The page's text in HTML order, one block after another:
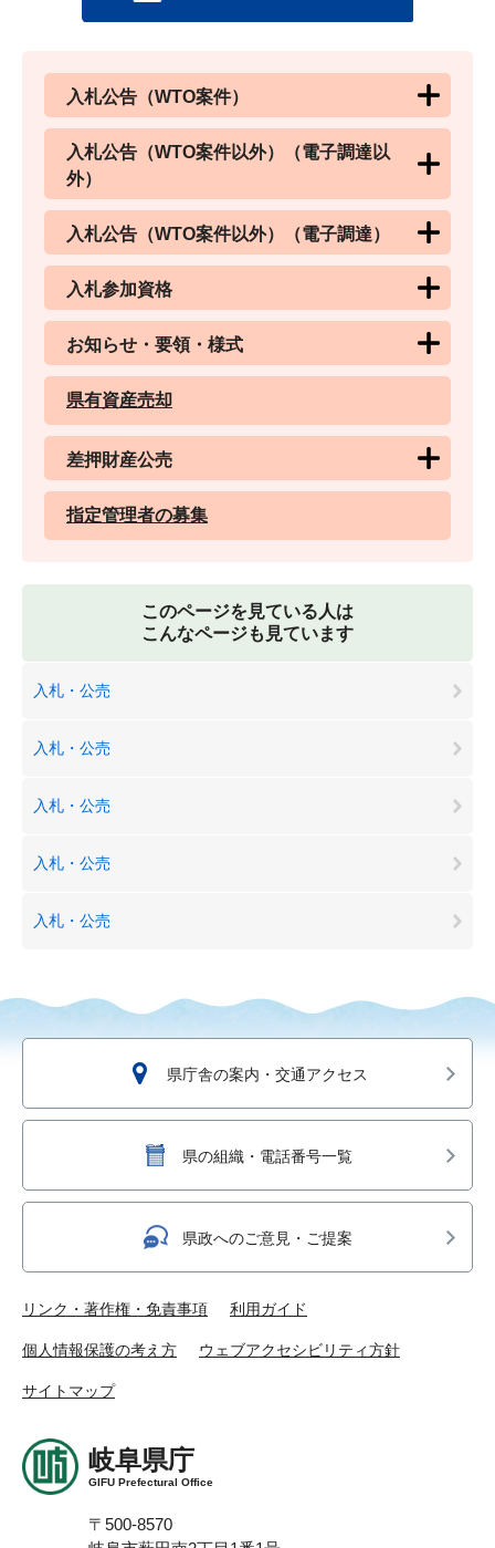
入札公告（WTO案件）
入札公告（WTO案件以外）（電子調達以
外）
入札公告（WTO案件以外）（電子調達）
入札参加資格
お知らせ・要領・様式
県有資産売却
差押財産公売
指定管理者の募集
このページを見ている人は
こんなページも見ています
入札・公売
入札・公売
入札・公売
入札・公売
入札・公売
県庁舎の案内・交通アクセス
県の組織・電話番号一覧
県政へのご意見・ご提案
リンク・著作権・免責事項 利用ガイド
個人情報保護の考え方 ウェブアクセシビリティ方針
サイトマップ
岐阜県庁
GIFU Prefectural Office
〒500-8570